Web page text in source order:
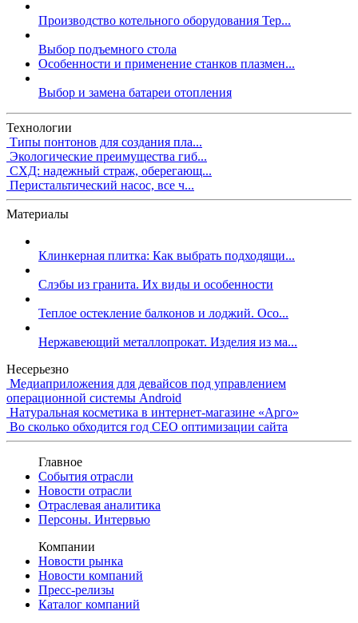
Производство котельного оборудования Тер...
Выбор подъемного стола
Особенности и применение станков плазмен...
Выбор и замена батареи отопления
Технологии
Типы понтонов для создания пла...
Экологические преимущества гиб...
СХД: надежный страж, оберегающ...
Перистальтический насос, все ч...
Материалы
Клинкерная плитка: Как выбрать подходящи...
Слэбы из гранита. Их виды и особенности
Теплое остекление балконов и лоджий. Осо...
Нержавеющий металлопрокат. Изделия из ма...
Несерьезно
Медиаприложения для девайсов под управлением
операционной системы Android
Натуральная косметика в интернет-магазине «Арго»
Во сколько обходится год СЕО оптимизации сайта
Главное
События отрасли
Новости отрасли
Отраслевая аналитика
Персоны. Интервью
Компании
Новости рынка
Новости компаний
Пресс-релизы
Каталог компаний